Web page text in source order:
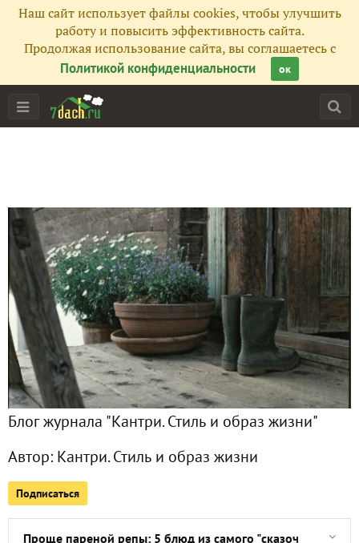
Наш сайт использует файлы cookies, чтобы улучшить
работу и повысить эффективность сайта.
Продолжая использование сайта, вы соглашаетесь с
Политикой конфиденциальности
ок
Блог журнала "Кантри. Стиль и образ жизни"
Автор: Кантри. Стиль и образ жизни
Подписаться
Главная
Подписчики 43
Все публикации
Сейчас обсуждают
Выращивание плодовых деревьев на шпалерах
Про ростки: как получить зелень из семян
Ягодка опять: косметика своими руками
Проще пареной репы: 5 блюд из самого "сказочного"